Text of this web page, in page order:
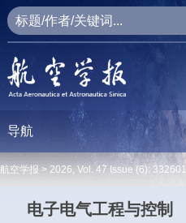
导航
航空学报 > 2026, Vol. 47 Issue (6):
电子电气工程与控制